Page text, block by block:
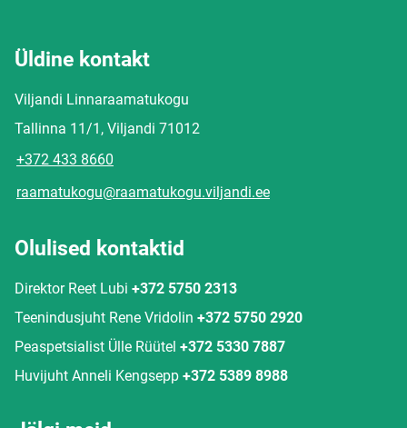
Üldine kontakt
Viljandi Linnaraamatukogu
Tallinna 11/1, Viljandi 71012
+372 433 8660
raamatukogu@raamatukogu.viljandi.ee
Olulised kontaktid
Direktor Reet Lubi +372 5750 2313
Teenindusjuht Rene Vridolin +372 5750 2920
Peaspetsialist Ülle Rüütel +372 5330 7887
Huvijuht Anneli Kengsepp +372 5389 8988